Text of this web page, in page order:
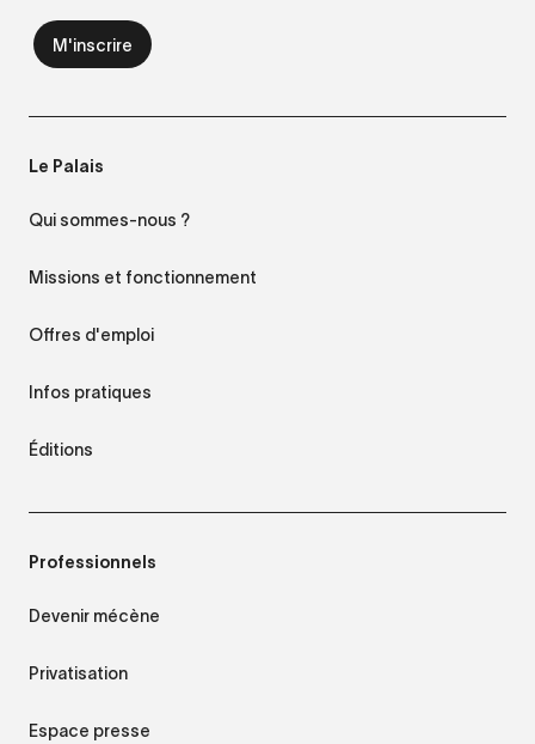
Le Palais
Qui sommes-nous ?
Missions et fonctionnement
Offres d'emploi
Infos pratiques
Éditions
Professionnels
Devenir mécène
Privatisation
Espace presse